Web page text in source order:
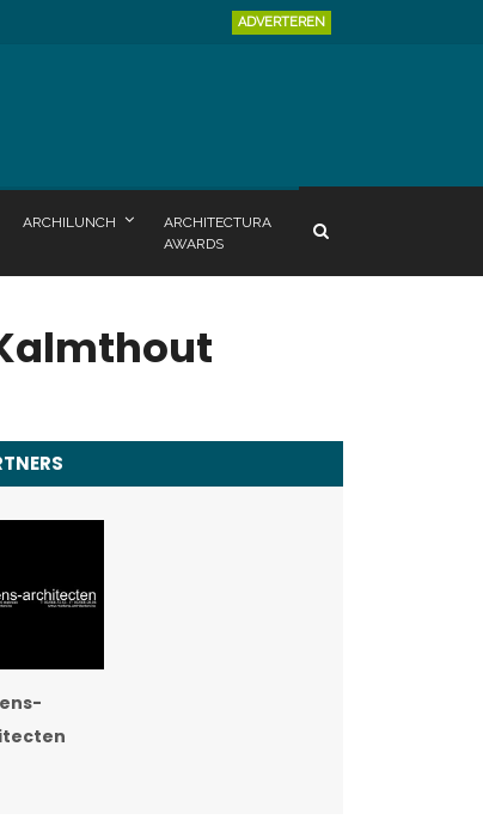
ADVERTEREN
ARCHILUNCH
ARCHITECTURA
AWARDS